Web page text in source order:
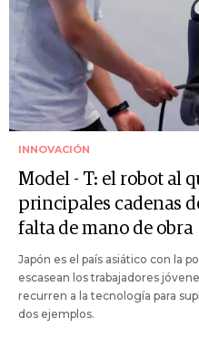
INNOVACIÓN
Model - T: el robot al
principales cadenas
falta de mano de obra
Japón es el país asiático con la
escasean los trabajadores
recurren a la tecnología para
dos ejemplos.